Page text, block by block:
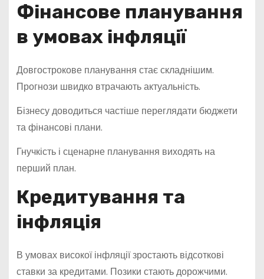
Фінансове планування
в умовах інфляції
Довгострокове планування стає складнішим.
Прогнози швидко втрачають актуальність.
Бізнесу доводиться частіше переглядати бюджети
та фінансові плани.
Гнучкість і сценарне планування виходять на
перший план.
Кредитування та
інфляція
В умовах високої інфляції зростають відсоткові
ставки за кредитами. Позики стають дорожчими.